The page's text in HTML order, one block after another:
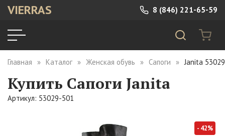
VIERRAS 8 (846) 221-65-59
Главная Каталог Женская обувь Сапоги Janita
Купить Сапоги Janita
Артикул: 53029-501
- 42%